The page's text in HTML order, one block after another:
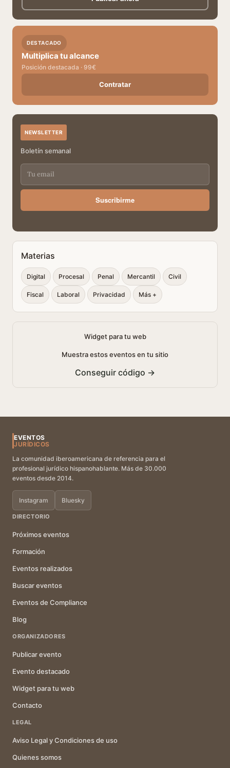
DESTACADO
Multiplica tu alcance
Posición destacada · 99€
Contratar
NEWSLETTER
Boletín semanal
Suscribirme
Materias
Digital Procesal Penal Mercantil Civil
Fiscal Laboral Privacidad Más +
Widget para tu web
Muestra estos eventos en tu sitio
Conseguir código →
EVENTOS
JURÍDICOS
La comunidad iberoamericana de referencia para el
profesional jurídico hispanohablante. Más de 30.000
eventos desde 2014.
Instagram Bluesky
DIRECTORIO
Próximos eventos
Formación
Eventos realizados
Buscar eventos
Eventos de Compliance
Blog
ORGANIZADORES
Publicar evento
Evento destacado
Widget para tu web
Contacto
LEGAL
Aviso Legal y Condiciones de uso
Quienes somos